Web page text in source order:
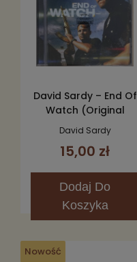
David Sardy – End Of
Watch (Original
Motion Picture
Soundtrack) CD
David Sardy
15,00 zł
Dodaj Do
Koszyka
Nowość